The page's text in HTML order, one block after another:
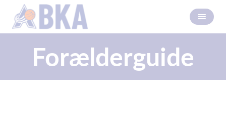
Forælderguide